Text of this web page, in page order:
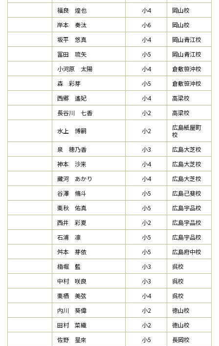
福良 煌也
小4
岡山校
岸本 奏汰
小6
岡山校
坂平 悠真
小4
岡山青江校
冨田 琉矢
小5
岡山青江校
小河原 太陽
小4
倉敷笹沖校
森 彩芽
小5
倉敷笹沖校
西郷 遙妃
小4
高梁校
長谷川 七香
小2 高梁校
水上 博嗣 小2
広島紙屋町
校
泉 穂乃香
小3
広島大芝校
神本 沙来
小4
広島大芝校
藏河 あかり
小4
広島大芝校
谷澤 脩斗
小5
広島己斐校
栗秋 佑真
小5
広島宇品校
西井 彩夏
小2
広島宇品校
石浦 凛
小5
広島宇品校
舛本 芽依
小5
広島府中校
楠堀 藍
小3
呉校
中村 咲良
小3
呉校
栗栖 美弦
小4
呉校
内川 葵偉
小2
徳山校
田村 菜織
小2
徳山校
佐野 星來
小5
長岡校